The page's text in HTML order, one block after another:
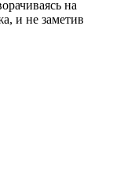
на
и не заметив